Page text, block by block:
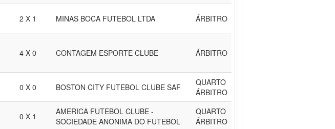
2 X 1 MINAS BOCA FUTEBOL LTDA ÁRBITRO
4 X 0 CONTAGEM ESPORTE CLUBE ÁRBITRO
0 X 0 BOSTON CITY FUTEBOL CLUBE SAF
QUARTO
ÁRBITRO
0 X 1
AMERICA FUTEBOL CLUBE -
SOCIEDADE ANONIMA DO FUTEBOL
QUARTO
ÁRBITRO